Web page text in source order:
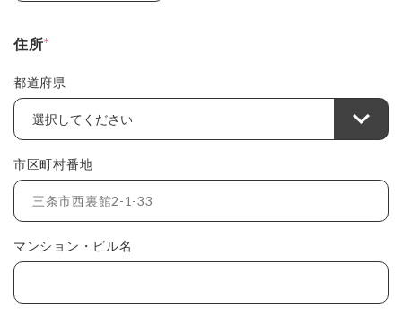
住所*
都道府県
市区町村番地
マンション・ビル名